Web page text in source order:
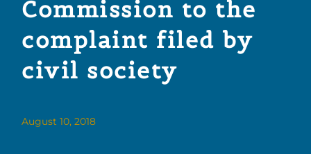
Commission to the
complaint filed by
civil society
August 10, 2018